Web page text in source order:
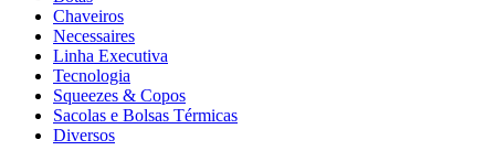
Chaveiros
Necessaires
Linha Executiva
Tecnologia
Squeezes & Copos
Sacolas e Bolsas Térmicas
Diversos